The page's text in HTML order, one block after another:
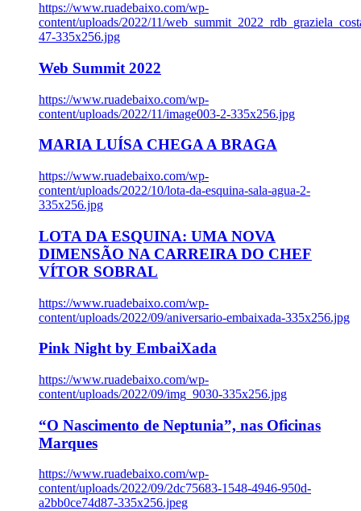
https://www.ruadebaixo.com/wp-
content/uploads/2022/11/
47-335x256.jpg
Web Summit 2022
https://www.ruadebaixo.com/wp-
content/uploads/2022/11/image003-2-335x256.jpg
MARIA LUÍSA CHEGA A BRAGA
https://www.ruadebaixo.com/wp-
content/uploads/2022/10/lota-da-esquina-sala-agua-2-
335x256.jpg
LOTA DA ESQUINA: UMA NOVA
DIMENSÃO NA CARREIRA DO CHEF
VÍTOR SOBRAL
https://www.ruadebaixo.com/wp-
content/uploads/2022/09/aniversario-embaixada-335x256.jpg
Pink Night by EmbaiXada
https://www.ruadebaixo.com/wp-
content/uploads/2022/09/img_9030-335x256.jpg
“O Nascimento de Neptunia”, nas Oficinas
Marques
https://www.ruadebaixo.com/wp-
content/uploads/2022/09/2dc75683-1548-4946-950d-
a2bb0ce74d87-335x256.jpeg